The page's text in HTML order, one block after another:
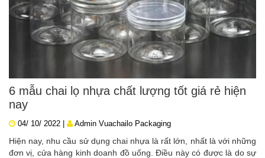
6 mẫu chai lọ nhựa chất lượng tốt giá rẻ hiện
nay
04/ 10/ 2022 | Admin Vuachailo Packaging
Hiện nay, nhu cầu sử dụng chai nhựa là rất lớn, nhất là với những
đơn vị, cửa hàng kinh doanh đồ uống. Điều này có được là do sự